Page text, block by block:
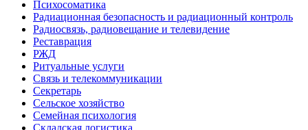
Психосоматика
Радиационная безопасность и радиационный контроль
Радиосвязь, радиовещание и телевидение
Реставрация
РЖД
Ритуальные услуги
Связь и телекоммуникации
Секретарь
Сельское хозяйство
Семейная психология
Складская логистика